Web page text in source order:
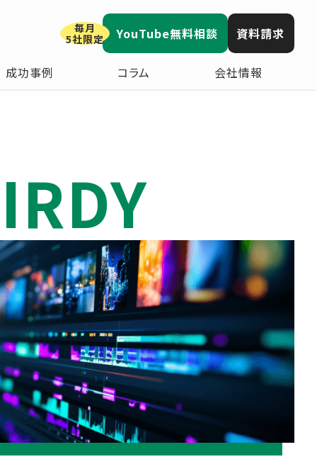
成功事例 コラム 会社情報
毎月
5社限定
YouTube無料相談 資料請求